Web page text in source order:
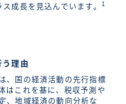
成長を見込んでいます。
1
う理由
、国の経済活動の先行指標
はこれを基に、税収予測や
、地域経済の動向分析な